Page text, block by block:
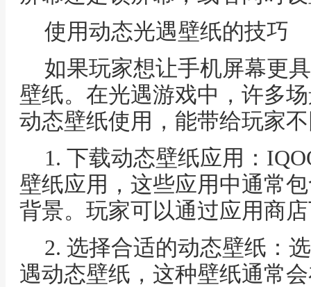
使用动态光遇壁纸的技巧
如果玩家想让手机屏幕更
壁纸。在光遇游戏中，许多
动态壁纸使用，能带给玩家
1. 下载动态壁纸应用：
壁纸应用，这些应用中通常
背景。玩家可以通过应用商
2. 选择合适的动态壁纸：
遇动态壁纸，这种壁纸通常